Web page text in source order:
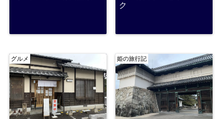
ク
グルメ 姫の旅行記